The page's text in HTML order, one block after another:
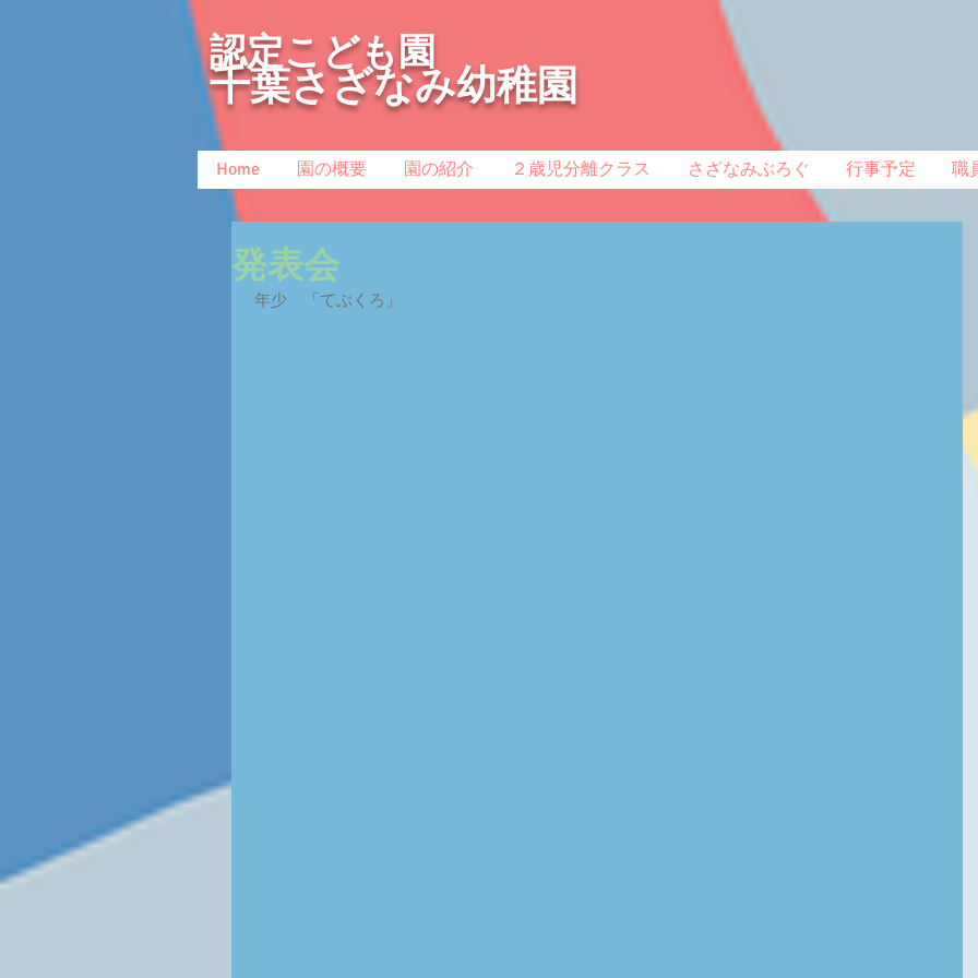
認定こども園
千葉さざなみ幼稚園
Home 園の概要 園の紹介 ２歳児分離クラス さざなみぶろぐ 行事予定 職
発表会
年少　「てぶくろ」